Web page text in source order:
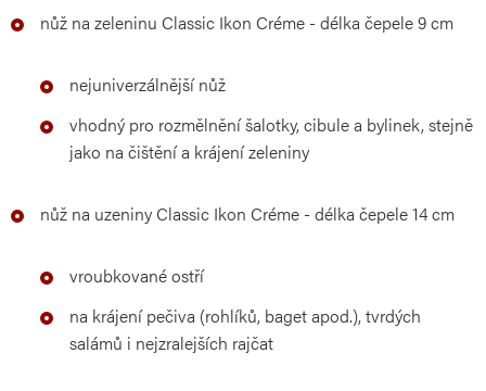
nůž na zeleninu Classic Ikon Créme - délka čepele 9 cm
nejuniverzálnější nůž
vhodný pro rozmělnění šalotky, cibule a bylinek, stejně
jako na čištění a krájení zeleniny
nůž na uzeniny Classic Ikon Créme - délka čepele 14 cm
vroubkované ostří
na krájení pečiva (rohlíků, baget apod.), tvrdých
salámů i nejzralejších rajčat